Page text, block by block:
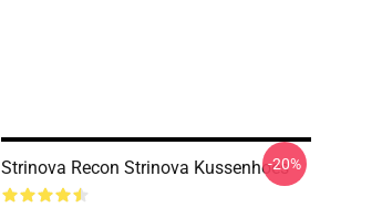
Strinova Recon Strinova Kussenhoes
-20%